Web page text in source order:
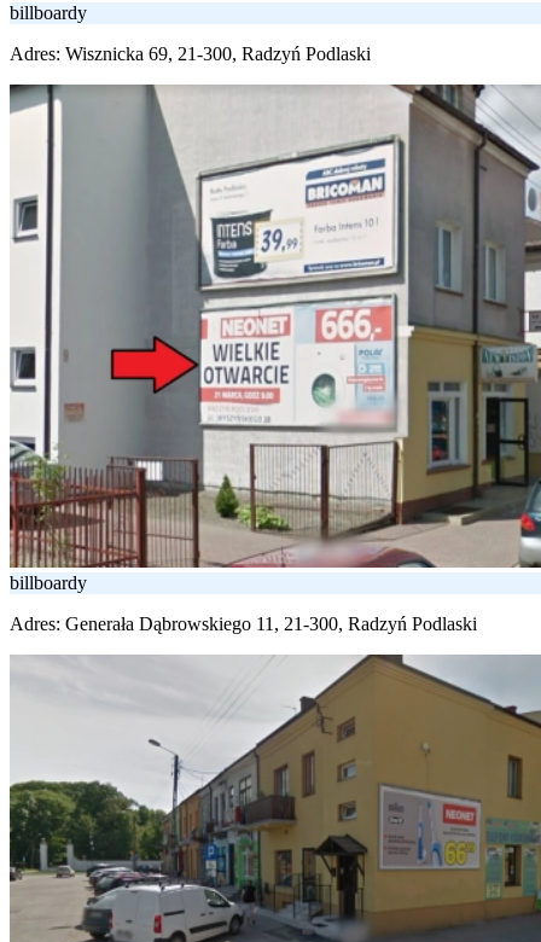
billboardy
Adres: Wisznicka 69, 21-300, Radzyń Podlaski
billboardy
Adres: Generała Dąbrowskiego 11, 21-300, Radzyń Podlaski